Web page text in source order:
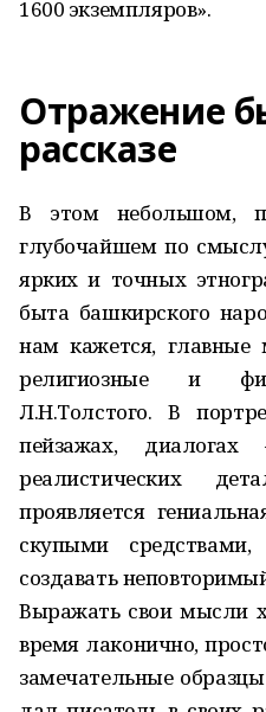
1600 экземпляров».
Отражение
рассказе
В этом небольшом,
глубочайшем по
ярких и точных
быта башкирского
нам кажется, главные
религиозные и
Л.Н.Толстого. В
пейзажах,
реалистических
проявляется
скупыми
создавать
Выражать свои мысли
время лаконично,
замечательные